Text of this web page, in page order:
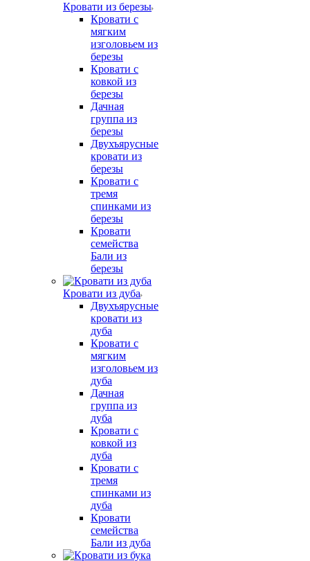
Кровати из березы
Кровати с
мягким
изголовьем из
березы
Кровати с
ковкой из
березы
Дачная
группа из
березы
Двухъярусные
кровати из
березы
Кровати с
тремя
спинками из
березы
Кровати
семейства
Бали из
березы
Кровати из дуба
Двухъярусные
кровати из
дуба
Кровати с
мягким
изголовьем из
дуба
Дачная
группа из
дуба
Кровати с
ковкой из
дуба
Кровати с
тремя
спинками из
дуба
Кровати
семейства
Бали из дуба